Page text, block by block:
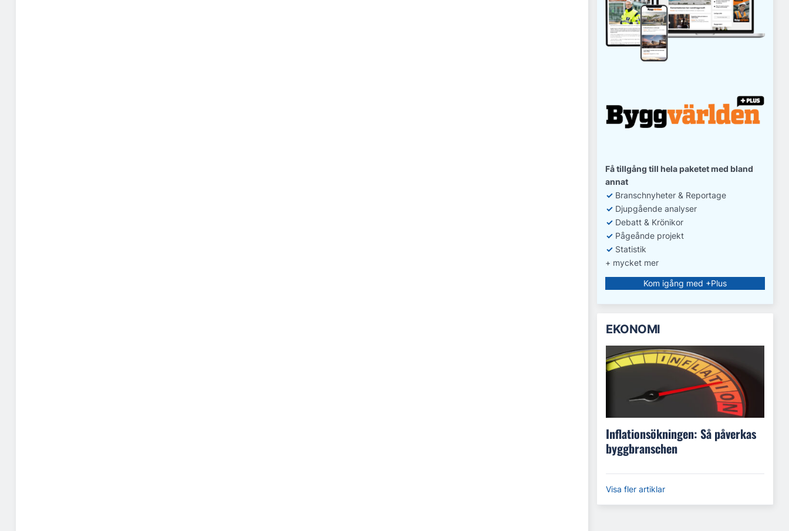
Få tillgång till hela paketet med bland
annat
✓ Branschnyheter & Reportage
✓ Djupgående analyser
✓ Debatt & Krönikor
✓ Pågeånde projekt
✓ Statistik
+ mycket mer
Kom igång med +Plus
EKONOMI
Inflationsökningen: Så påverkas
byggbranschen
Visa fler artiklar